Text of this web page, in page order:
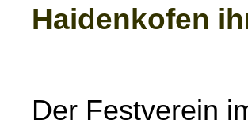
Haidenkofen
Der Festverein